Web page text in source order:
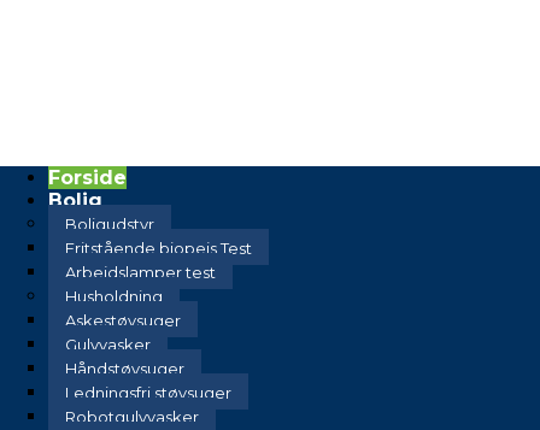
Forside
Bolig
Boligudstyr
Fritstående biopejs Test
Arbejdslamper test
Husholdning
Askestøvsuger
Gulvvasker
Håndstøvsuger
Ledningsfri støvsuger
Robotgulvvasker